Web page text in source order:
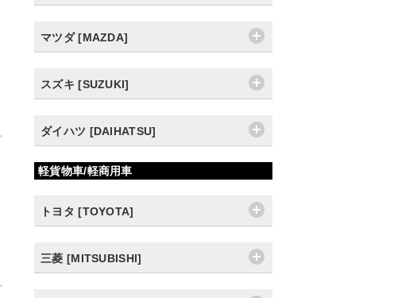
マツダ [MAZDA]
スズキ [SUZUKI]
ダイハツ [DAIHATSU]
軽貨物車/軽商用車
トヨタ [TOYOTA]
三菱 [MITSUBISHI]